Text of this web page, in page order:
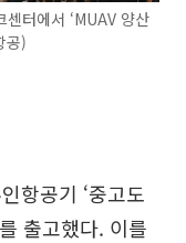
터에서 ‘MUAV 양산
공)
항공기 ‘중고도
출고했다. 이를